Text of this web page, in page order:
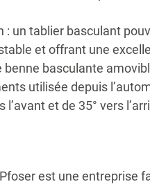
: un tablier basculant
et offrant une
benne basculante
utilisée depuis
l’avant et de 35° vers
est une entreprise